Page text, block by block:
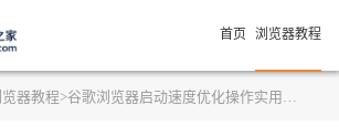
首页 浏览器教程
览器教程>谷歌浏览器启动速度优化操作实用方法